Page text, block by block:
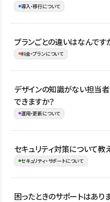
Studio上に再構築する形で移行
イト全体のデザインや設定がそ
め、移行後にページ構成やデザ
導入・移行について
はい。アクセス規模が大きいサ
理、セキュリティ確認、既存シ
ない段階でも、お問い合わせく
お問合せはこちら
プランごとの違いはなんです
料金・プランについて
公開ページ数、バージョン履歴
管理の有無などがプランごとに
ージをご覧ください。
デザインの知識がない担当
できますか？
運用・更新について
はい。CMSやコンポーネントを
ことで、デザインを崩しにくい
ながらレイアウトに影響を与え
セキュリティ対策について教
セキュリティ・サポートについて
Studioでは、公開サイトやサービ
困ったときのサポートはあり